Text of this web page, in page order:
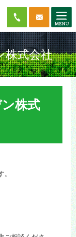
株式会社
株式